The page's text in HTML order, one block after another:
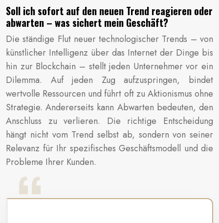
Soll ich sofort auf den neuen Trend reagieren oder
abwarten – was sichert mein Geschäft?
Die ständige Flut neuer technologischer Trends – von
künstlicher Intelligenz über das Internet der Dinge bis
hin zur Blockchain – stellt jeden Unternehmer vor ein
Dilemma. Auf jeden Zug aufzuspringen, bindet
wertvolle Ressourcen und führt oft zu Aktionismus ohne
Strategie. Andererseits kann Abwarten bedeuten, den
Anschluss zu verlieren. Die richtige Entscheidung
hängt nicht vom Trend selbst ab, sondern von seiner
Relevanz für Ihr spezifisches Geschäftsmodell und die
Probleme Ihrer Kunden.